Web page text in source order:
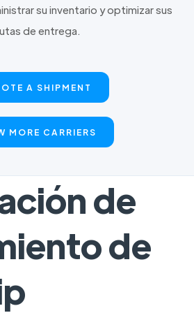
su inventario y optimizar sus
de entrega.
A SHIPMENT
MORE CARRIERS
de
de